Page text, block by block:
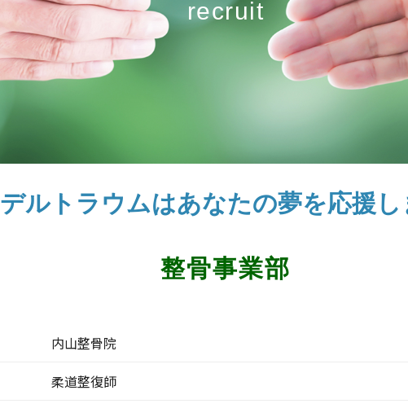
recruit
デルトラウムはあなたの夢を応援し
整骨事業部
内山整骨院
柔道整復師